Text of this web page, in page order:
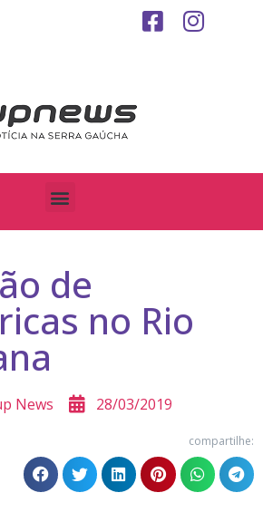
de
no Rio
News 28/03/2019
compartilhe: